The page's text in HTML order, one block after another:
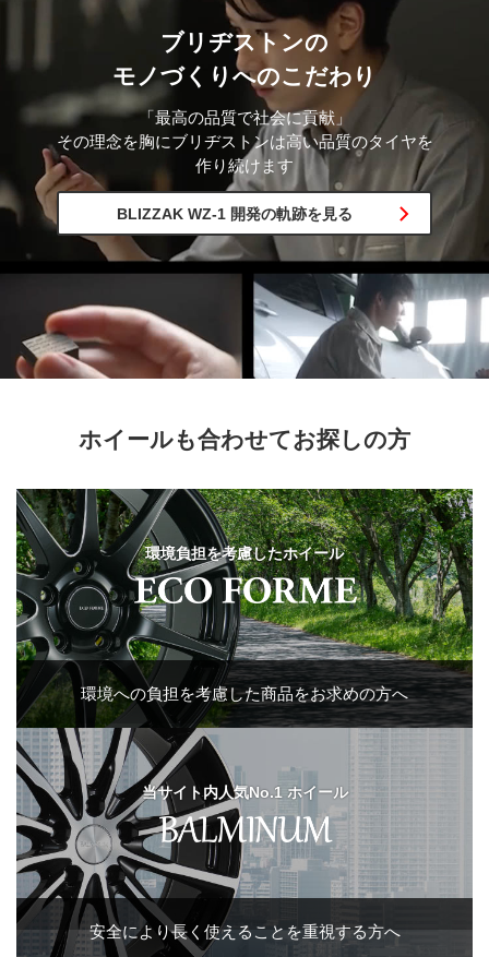
ブリヂストンの
モノづくりへのこだわり
「最高の品質で社会に貢献」
その理念を胸にブリヂストンは高い品質のタイヤを
作り続けます
BLIZZAK WZ-1 開発の軌跡を見る
ホイールも合わせてお探しの方
環境負担を考慮したホイール
環境への負担を考慮した商品をお求めの方へ
当サイト内人気No.1 ホイール
安全により長く使えることを重視する方へ